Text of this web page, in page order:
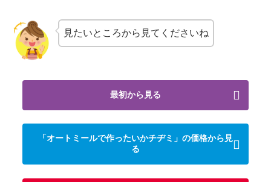
見たいところから見てくださいね
最初から見る
「オートミールで作ったいかチヂミ」の価格から見
る